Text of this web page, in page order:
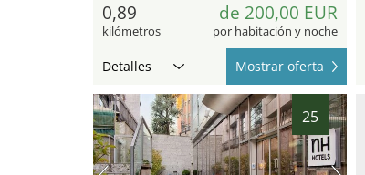
0,89
kilómetros
de 200,00 EUR
por habitación y noche
Detalles Mostrar oferta
25